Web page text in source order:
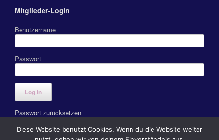
Mitglieder-Login
Benutzername
Passwort
Passwort zurücksetzen
Diese Website benutzt Cookies. Wenn du die Website weiter